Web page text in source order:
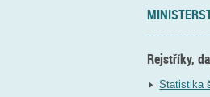
Rejstříky,
Statistika